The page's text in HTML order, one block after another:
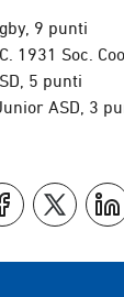
9 punti
1931 Soc.
5 punti
ASD, 3